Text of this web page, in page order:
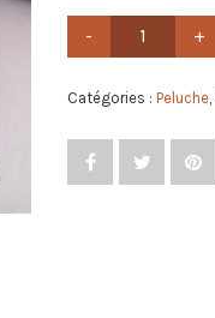
Paresseux
Allongé
Catégories : Peluche